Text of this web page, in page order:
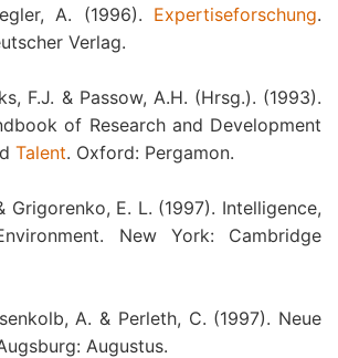
A. (1996). Expertiseforschung.
Verlag.
F.J. & Passow, A.H. (Hrsg.). (1993).
of Research and Development
Talent. Oxford: Pergamon.
Grigorenko, E. L. (1997). Intelligence,
New York: Cambridge
A. & Perleth, C. (1997). Neue
Augustus.